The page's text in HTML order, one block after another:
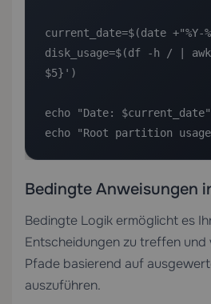
current_date=$(date +"%Y-
disk_usage=$(df -h / |
$5}')
echo "Date: $current_date"
echo "Root partition
Bedingte Anweisungen
Bedingte Logik ermöglicht es
Entscheidungen zu treffen
Pfade basierend auf
auszuführen.